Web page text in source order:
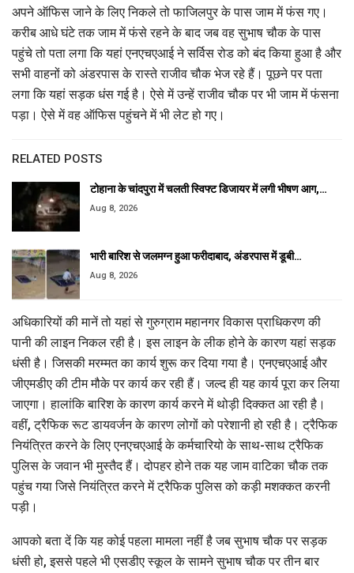
अपने ऑफिस जाने के लिए निकले तो फाजिलपुर के पास जाम में फंस गए।
करीब आधे घंटे तक जाम में फंसे रहने के बाद जब वह सुभाष चौक के पास
पहुंचे तो पता लगा कि यहां एनएचएआई ने सर्विस रोड को बंद किया हुआ है और
सभी वाहनों को अंडरपास के रास्ते राजीव चौक भेज रहे हैं। पूछने पर पता
लगा कि यहां सड़क धंस गई है। ऐसे में उन्हें राजीव चौक पर भी जाम में फंसना
पड़ा। ऐसे में वह ऑफिस पहुंचने में भी लेट हो गए।
RELATED POSTS
टोहाना के चांदपुरा में चलती स्विफ्ट डिजायर में लगी भीषण आग,…
Aug 8, 2026
भारी बारिश से जलमग्न हुआ फरीदाबाद, अंडरपास में डूबी…
Aug 8, 2026
अधिकारियों की मानें तो यहां से गुरुग्राम महानगर विकास प्राधिकरण की
पानी की लाइन निकल रही है। इस लाइन के लीक होने के कारण यहां सड़क
धंसी है। जिसकी मरम्मत का कार्य शुरू कर दिया गया है। एनएचएआई और
जीएमडीए की टीम मौके पर कार्य कर रही हैं। जल्द ही यह कार्य पूरा कर लिया
जाएगा। हालांकि बारिश के कारण कार्य करने में थोड़ी दिक्कत आ रही है।
वहीं, ट्रैफिक रूट डायवर्जन के कारण लोगों को परेशानी हो रही है। ट्रैफिक
नियंत्रित करने के लिए एनएचएआई के कर्मचारियो के साथ-साथ ट्रैफिक
पुलिस के जवान भी मुस्तैद हैं। दोपहर होने तक यह जाम वाटिका चौक तक
पहुंच गया जिसे नियंत्रित करने में ट्रैफिक पुलिस को कड़ी मशक्कत करनी
पड़ी।
आपको बता दें कि यह कोई पहला मामला नहीं है जब सुभाष चौक पर सड़क
धंसी हो, इससे पहले भी एसडीए स्कूल के सामने सुभाष चौक पर तीन बार